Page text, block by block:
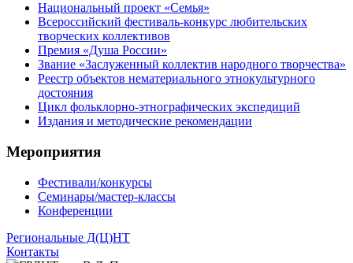
Национальный проект «Семья»
Всероссийский фестиваль-конкурс любительских
творческих коллективов
Премия «Душа России»
Звание «Заслуженный коллектив народного творчества»
Реестр объектов нематериального этнокультурного
достояния
Цикл фольклорно-этнографических экспедиций
Издания и методические рекомендации
Мероприятия
Фестивали/конкурсы
Семинары/мастер-классы
Конференции
Региональные Д(Ц)НТ
Контакты